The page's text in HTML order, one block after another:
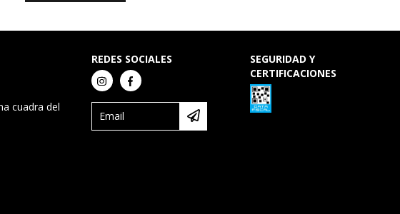
cuadra del
REDES SOCIALES
SEGURIDAD Y
CERTIFICACIONES